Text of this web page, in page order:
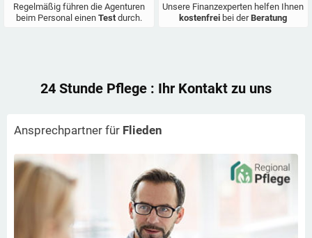
Regelmäßig führen die Agenturen
beim Personal einen Test durch.
Unsere Finanzexperten helfen Ihnen
kostenfrei bei derBeratung
24 Stunde Pflege : Ihr Kontakt zu uns
Ansprechpartner für Flieden